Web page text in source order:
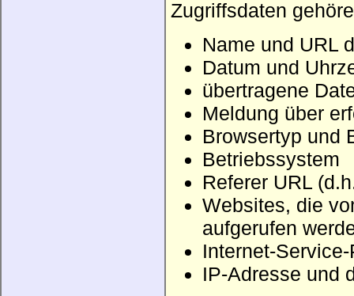
Zugriffsdaten
Name und URL
Datum und
übertragene
Meldung über
Browsertyp und
Betriebssystem
Referer URL
Websites, die
aufgerufen
Internet-
IP-Adresse und